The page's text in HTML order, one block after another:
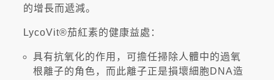
的增長而遞減。
LycoVit®茄紅素的健康益處：
具有抗氧化的作用，可擔任掃除人體中的過氧
根離子的角色，而此離子正是損壞細胞DNA造